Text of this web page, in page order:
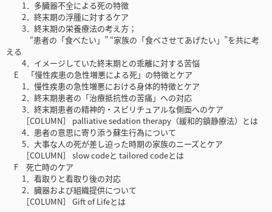
1．多臓器不全による死の特徴
2．終末期の浮腫に対するケア
3．終末期の栄養療法の考え方；
“患者の「食べたい」” “家族の「食べさせてあげたい」”を共に考
える
4．イメージしていた終末期との乖離に対する苦悩
E 「慢性疾患の急性増悪による死」の特徴とケア
1．慢性疾患の急性増悪における身体的特徴とケア
2．終末期患者の「治療抵抗性の苦痛」への対応
3．終末期患者の精神的・スピリチュアルな側面へのケア
［COLUMN］ palliative sedation therapy（緩和的鎮静療法）とは
4．患者の意思に寄り添う蘇生行為について
5．大事な人の死が差し迫った時期の家族のニーズとケア
［COLUMN］ slow codeと tailored codeとは
F 死亡時のケア
1．看取りと看取り後の対応
2．臓器および組織提供について
［COLUMN］ Gift of Lifeとは